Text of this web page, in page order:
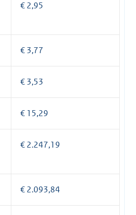
€ 2,95
€ 3,77
€ 3,53
€ 15,29
€ 2.247,19
€ 2.093,84